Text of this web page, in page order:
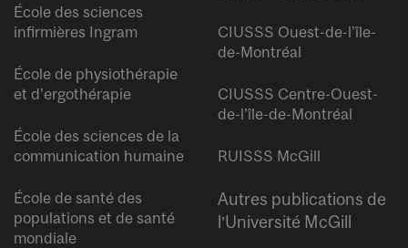
École des sciences
infirmières Ingram
École de physiothérapie
et d’ergothérapie
École des sciences de la
communication humaine
École de santé des
populations et de santé
mondiale
CIUSSS Ouest-de-l’île-
de-Montréal
CIUSSS Centre-Ouest-
de-l’île-de-Montréal
RUISSS McGill
Autres publications de
l’Université McGill